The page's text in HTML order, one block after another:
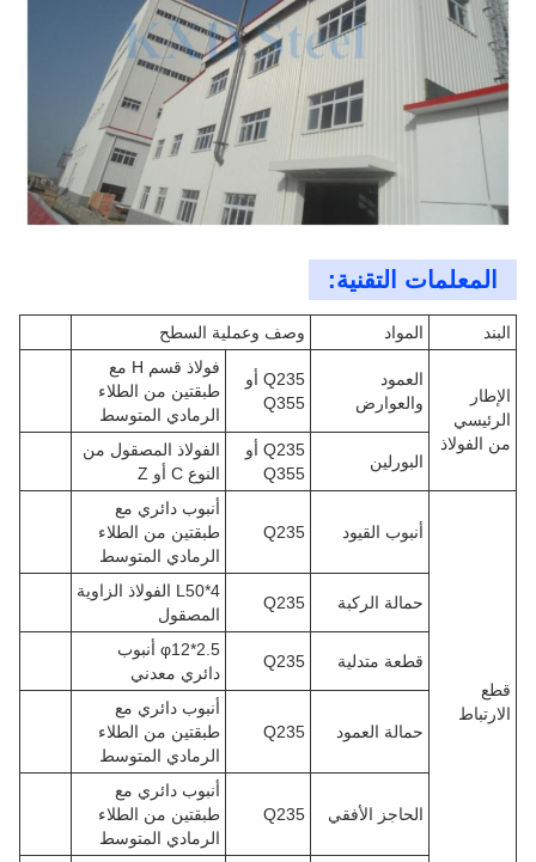
المعلمات التقنية:
البند المواد وصف وعملية السطح
الإطار
الرئيسي
من الفولاذ
العمود
والعوارض
Q235 أو
Q355
فولاذ قسم H مع
طبقتين من الطلاء
الرمادي المتوسط
البورلين
Q235 أو
Q355
الفولاذ المصقول من
النوع C أو Z
قطع
الارتباط
أنبوب القيود Q235
أنبوب دائري مع
طبقتين من الطلاء
الرمادي المتوسط
حمالة الركبة Q235
L50*4 الفولاذ الزاوية
المصقول
قطعة متدلية Q235
φ12*2.5 أنبوب
دائري معدني
حمالة العمود Q235
أنبوب دائري مع
طبقتين من الطلاء
الرمادي المتوسط
الحاجز الأفقي Q235
أنبوب دائري مع
طبقتين من الطلاء
الرمادي المتوسط